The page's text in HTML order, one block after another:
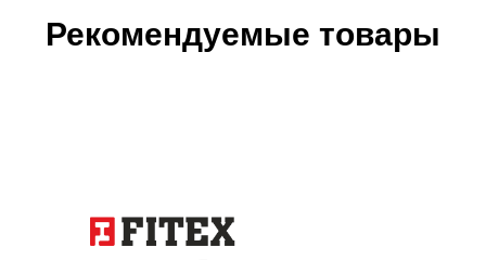
Рекомендуемые товары